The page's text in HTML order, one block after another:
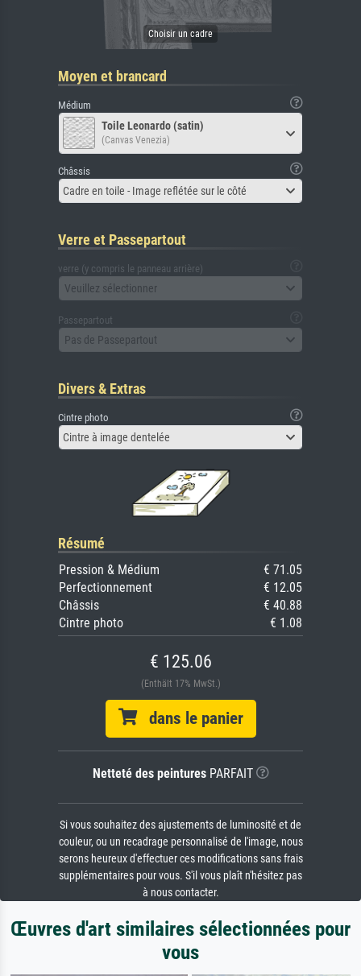
Moyen et brancard
Médium
Toile Leonardo (satin)
(Canvas Venezia)
Châssis
Cadre en toile - Image reflétée sur le côté
Verre et Passepartout
verre (y compris le panneau arrière)
Veuillez sélectionner
Passepartout
Pas de Passepartout
Divers & Extras
Cintre photo
Cintre à image dentelée
Résumé
Pression & Médium
€ 71.05
Perfectionnement
€ 12.05
Châssis
€ 40.88
Cintre photo
€ 1.08
€ 125.06
(Enthält 17% MwSt.)
dans le panier
Netteté des peinturesPARFAIT
Si vous souhaitez des ajustements de luminosité et de
couleur, ou un recadrage personnalisé de l'image, nous
serons heureux d'effectuer ces modifications sans frais
supplémentaires pour vous. S'il vous plaît n'hésitez pas
à nous contacter.
Œuvres d'art similaires sélectionnées pour
vous